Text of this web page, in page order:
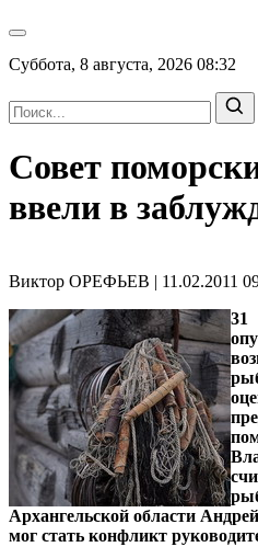
Суббота, 8 августа, 2026 08:32
Совет
ввели в
Виктор ОРЕФЬЕВ | 11.02.2011
31
Архангельской области
мог стать конфликт